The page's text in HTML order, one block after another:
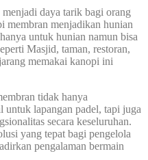
menjadi daya tarik bagi orang
membran menjadikan hunian
untuk hunian namun bisa
Masjid, taman, restoran,
memakai kanopi ini
tidak hanya
untuk lapangan padel, tapi juga
secara keseluruhan.
yang tepat bagi pengelola
pengalaman bermain